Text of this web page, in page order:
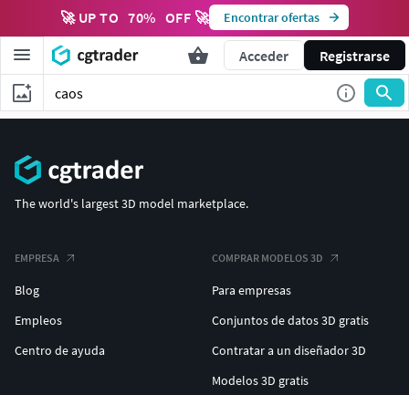
🚀 UP TO 70% OFF 🚀 Encontrar ofertas
Acceder Registrarse
The world's largest 3D model marketplace.
EMPRESA
Blog
Empleos
Centro de ayuda
COMPRAR MODELOS 3D
Para empresas
Conjuntos de datos 3D gratis
Contratar a un diseñador 3D
Modelos 3D gratis